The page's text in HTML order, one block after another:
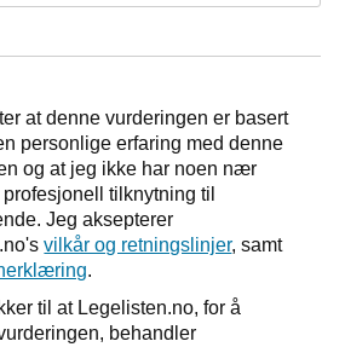
at denne vurderingen er basert
personlige erfaring med denne
og at jeg ikke har noen nær
tilknytning til
Jeg aksepterer
vilkår og retningslinjer, samt
.
til at Legelisten.no, for å
behandler